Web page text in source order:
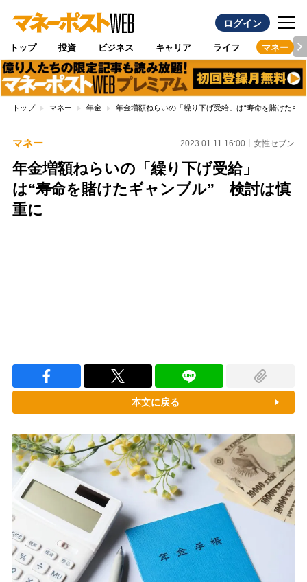
ログイン
トップ 投資 ビジネス キャリア ライフ マネー
トップ マネー 年金 年金増額ねらいの「繰り下げ受給」は“寿命を賭けたギ
マネー 2023.01.11 16:00 女性セブン
年金増額ねらいの「繰り下げ受給」
は“寿命を賭けたギャンブル” 検討は慎
重に
本文に戻る